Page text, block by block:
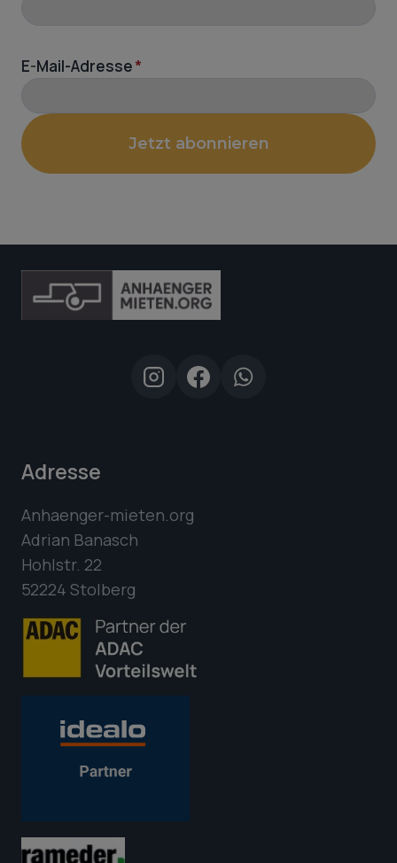
E-Mail-Adresse*
Jetzt abonnieren
Adresse
Anhaenger-mieten.org
Adrian Banasch
Hohlstr. 22
52224 Stolberg